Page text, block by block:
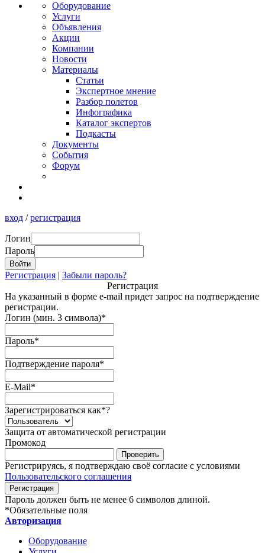
Оборудование
Услуги
Объявления
Акции
Компании
Новости
Материалы
Статьи
Экспертное мнение
Разбор полетов
Инфографика
Каталог экспертов
Подкасты
Документы
События
Форум
вход /регистрация
Логин
Пароль
Регистрация | Забыли пароль?
Регистрация
На указанный в форме e-mail придет запрос на подтверждение
регистрации.
Логин (мин. 3 символа)*
Пароль*
Подтверждение пароля*
E-Mail*
Зарегистрироваться как*?
Защита от автоматической регистрации
Промокод
Регистрируясь, я подтверждаю своё согласие с условиями
Пользовательского соглашения
Пароль должен быть не менее 6 символов длиной.
*Обязательные поля
Авторизация
Оборудование